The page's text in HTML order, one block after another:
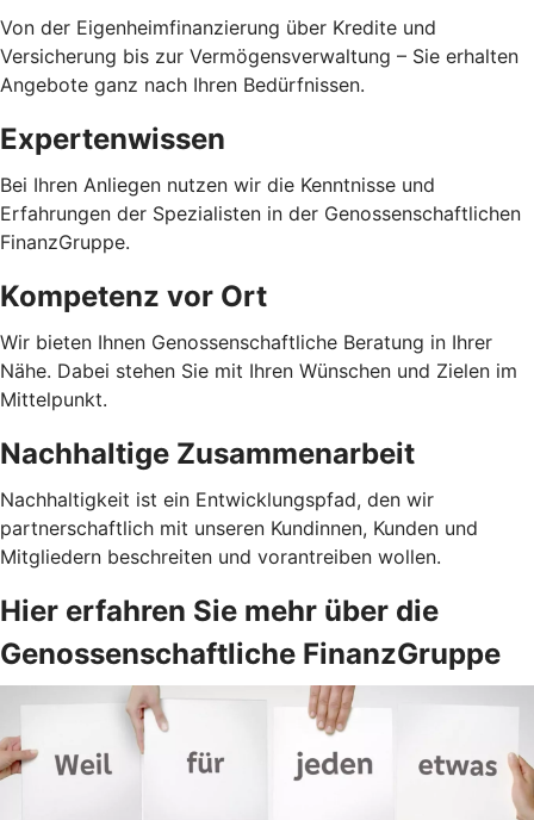
Von der Eigenheimfinanzierung über Kredite und
Versicherung bis zur Vermögensverwaltung – Sie erhalten
Angebote ganz nach Ihren Bedürfnissen.
Expertenwissen
Bei Ihren Anliegen nutzen wir die Kenntnisse und
Erfahrungen der Spezialisten in der Genossenschaftlichen
FinanzGruppe.
Kompetenz vor Ort
Wir bieten Ihnen Genossenschaftliche Beratung in Ihrer
Nähe. Dabei stehen Sie mit Ihren Wünschen und Zielen im
Mittelpunkt.
Nachhaltige Zusammenarbeit
Nachhaltigkeit ist ein Entwicklungspfad, den wir
partnerschaftlich mit unseren Kundinnen, Kunden und
Mitgliedern beschreiten und vorantreiben wollen.
Hier erfahren Sie mehr über die
Genossenschaftliche FinanzGruppe